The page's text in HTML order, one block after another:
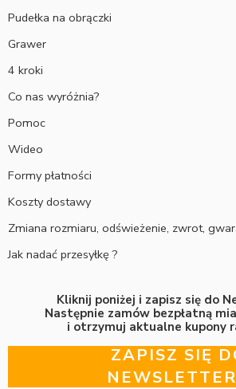
Pudełka na obrączki
Grawer
4 kroki
Co nas wyróżnia?
Pomoc
Wideo
Formy płatności
Koszty dostawy
Zmiana rozmiaru, odświeżenie, zwrot,
Jak nadać przesyłkę ?
Kliknij poniżej i zapisz się do
Następnie zamów bezpłatną
i otrzymuj aktualne kupony
ZAPISZ SIĘ